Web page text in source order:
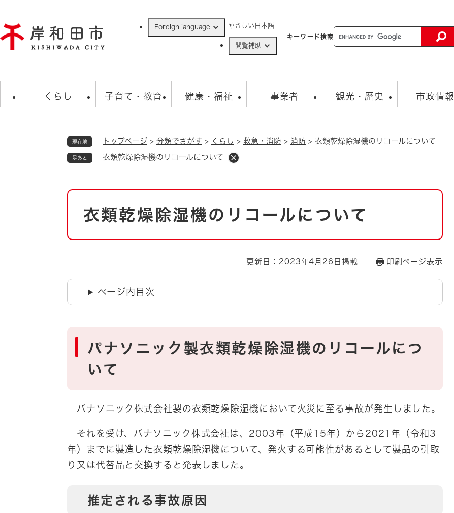
ジ
の
Foreign language やさしい日本語
閲覧補助
キーワード検索
くらし
住民票・戸籍
ごみ・衛生・動物 救急・消防
防災・防犯 上水道・下水道
自然・環境・公園
男女共同参画
地域コミュニティ・ボラン
子育て・教育
学校 子育て
健康・福祉
福祉・健康・生活 生涯学習・スポーツ
事業者
入札・契約情報 まちづくり・協働
環境 福祉・介護
観光・歴史
観光 観光スポット
市政情報
市の概要 総合計画
市政 職員採用情報
市役所・施設の案内
オープンデータ
現在地 トップページ > 分類でさがす > くらし > 救急・消防 > 消防 > 衣類乾燥除湿機のリコールについて
足あと 衣類乾燥除湿機のリコールについて
本
衣類乾燥除湿機のリコールについて
更新日：2023年4月26日掲載 印刷ページ表示
ページ内目次
パナソニック製衣類乾燥除湿機のリコールにつ
いて
パナソニック株式会社製の衣類乾燥除湿機において火災に至る事故が発生しました。
それを受け、パナソニック株式会社は、2003年（平成15年）から2021年（令和3
年）までに製造した衣類乾燥除湿機について、発火する可能性があるとして製品の引取
り又は代替品と交換すると発表しました。
推定される事故原因